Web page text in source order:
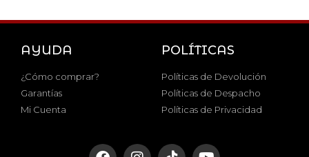
AYUDA
¿Cómo comprar?
Garantías
Mi Cuenta
POLÍTICAS
Políticas de Devolución
Políticas de Despacho
Políticas de Privacidad